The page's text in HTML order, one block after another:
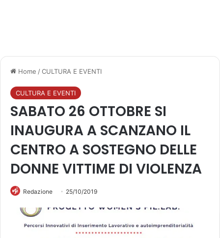
Home /CULTURA E EVENTI
CULTURA E EVENTI
SABATO 26 OTTOBRE SI
INAUGURA A SCANZANO IL
CENTRO A SOSTEGNO DELLE
DONNE VITTIME DI VIOLENZA
Redazione 25/10/2019